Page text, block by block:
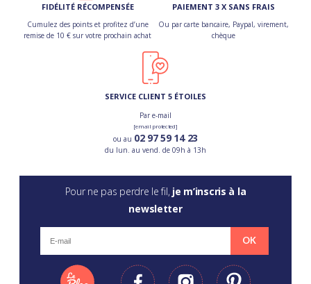
FIDÉLITÉ RÉCOMPENSÉE
Cumulez des points et profitez d’une
remise de 10 € sur votre prochain achat
PAIEMENT 3 X SANS FRAIS
Ou par carte bancaire, Paypal, virement,
chèque
SERVICE CLIENT 5 ÉTOILES
Par e-mail
[email protected]
ou au 02 97 59 14 23
du lun. au vend. de 09h à 13h
Pour ne pas perdre le fil, je m’inscris à la
newsletter
OK